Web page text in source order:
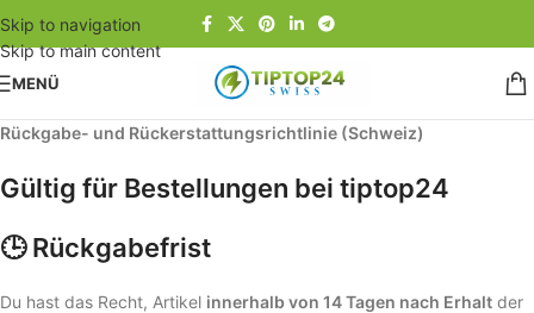
Skip to navigation
Skip to main content
MENÜ
Rückgabe- und Rückerstattungsrichtlinie (Schweiz)
Gültig für Bestellungen bei tiptop24
🕒 Rückgabefrist
Du hast das Recht, Artikel innerhalb von 14 Tagen nach Erhalt der